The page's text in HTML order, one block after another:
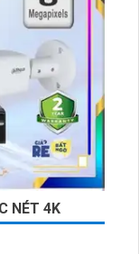
NÉT 4K